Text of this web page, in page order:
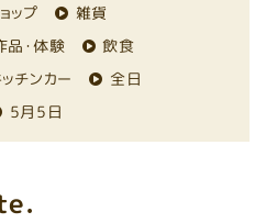
ップ
雑貨
品・体験
飲食
チンカー
全日
5月5日